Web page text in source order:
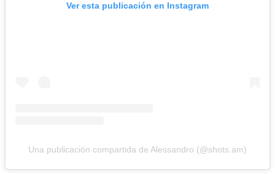
Ver esta publicación en Instagram
Una publicación compartida de Alessandro (@shots.am)